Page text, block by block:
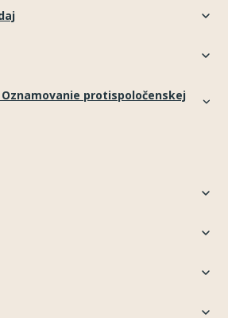
Oznamovanie protispoločenskej